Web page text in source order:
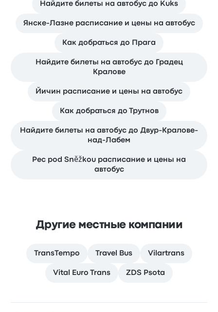
Найдите билеты на автобус до Kuks
Янске-Лазне расписание и цены на автобус
Как добраться до Прага
Найдите билеты на автобус до Градец
Кралове
Йичин расписание и цены на автобус
Как добраться до Трутнов
Найдите билеты на автобус до Двур-Кралове-
над-Лабем
Pec pod Sněžkou расписание и цены на
автобус
Другие местные компании
TransTempo Travel Bus Vilartrans
Vital Euro Trans ZDS Psota